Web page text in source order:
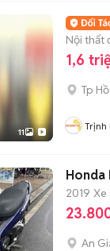
11
Nội thất
1,6
Tp
Trịnh
Honda
2019 Xe
An